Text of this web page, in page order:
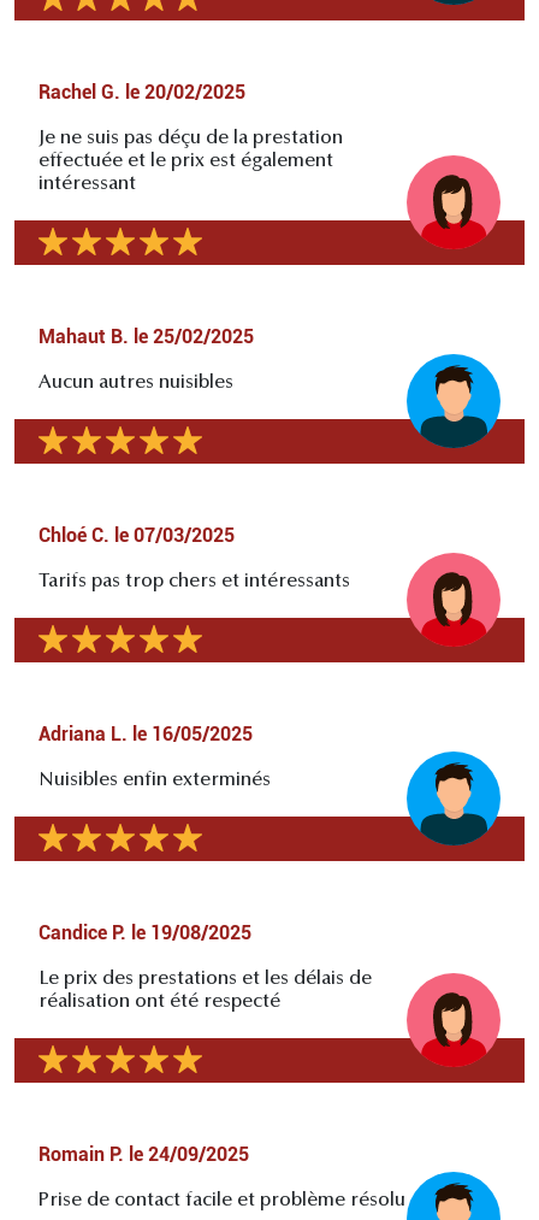
Rachel G. le 20/02/2025
Je ne suis pas déçu de la prestation
effectuée et le prix est également
intéressant
Mahaut B. le 25/02/2025
Aucun autres nuisibles
Chloé C. le 07/03/2025
Tarifs pas trop chers et intéressants
Adriana L. le 16/05/2025
Nuisibles enfin exterminés
Candice P. le 19/08/2025
Le prix des prestations et les délais de
réalisation ont été respecté
Romain P. le 24/09/2025
Prise de contact facile et problème résolu